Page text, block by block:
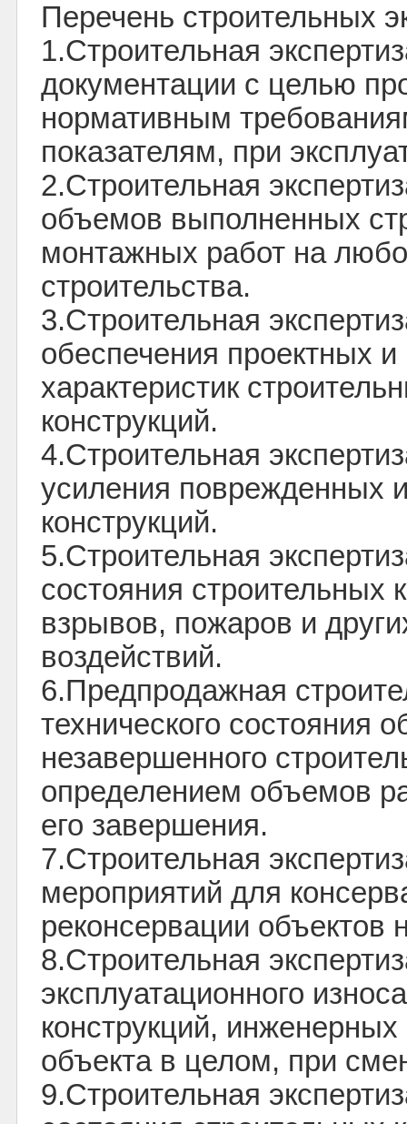
Перечень строительных
1.Строительная
документации с целью
нормативным
показателям, при
2.Строительная
объемов выполненных
монтажных работ на
строительства.
3.Строительная
обеспечения проектных
характеристик
конструкций.
4.Строительная
усиления поврежденных
конструкций.
5.Строительная
состояния строительных
взрывов, пожаров и
воздействий.
6.Предпродажная
технического состояния
незавершенного
определением объемов
его завершения.
7.Строительная
мероприятий для
реконсервации объектов
8.Строительная
эксплуатационного
конструкций, инженерных
объекта в целом, при
9.Строительная